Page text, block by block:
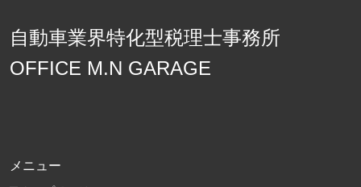
自動車業界特化型税理士事務所
OFFICE M.N GARAGE
メニュー